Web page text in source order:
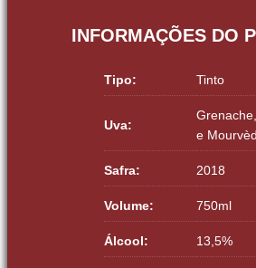
INFORMAÇÕES DO
Tipo: Tinto
Uva:
e
Safra: 2018
Volume: 750ml
Álcool: 13,5%